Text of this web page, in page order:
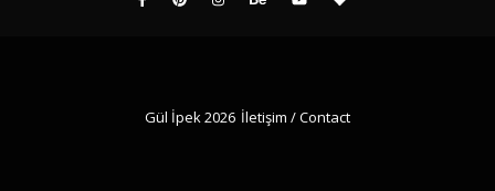
Gül İpek 2026 İletişim / Contact